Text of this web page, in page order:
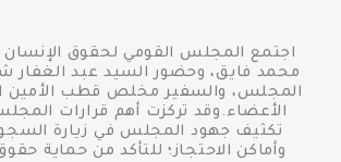
اجتمع المجلس القومي لحقوق الإنسان
محمد فايق، وحضور السيد عبد الغفار
المجلس، والسفير مخلص قطب الأمين
الأعضاء.وقد تركزت أهم قرارات
تكثيف جهود المجلس في زيارة
وأماكن الاحتجاز؛ للتأكد من حماية